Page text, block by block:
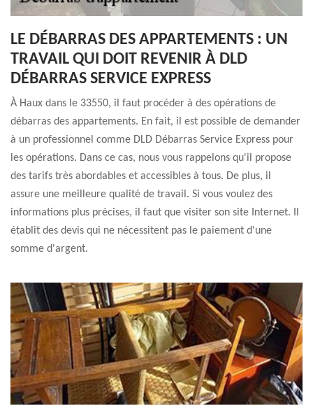
LE DÉBARRAS DES APPARTEMENTS : UN
TRAVAIL QUI DOIT REVENIR À DLD
DÉBARRAS SERVICE EXPRESS
À Haux dans le 33550, il faut procéder à des opérations de
débarras des appartements. En fait, il est possible de demander
à un professionnel comme DLD Débarras Service Express pour
les opérations. Dans ce cas, nous vous rappelons qu'il propose
des tarifs très abordables et accessibles à tous. De plus, il
assure une meilleure qualité de travail. Si vous voulez des
informations plus précises, il faut que visiter son site Internet. Il
établit des devis qui ne nécessitent pas le paiement d'une
somme d'argent.